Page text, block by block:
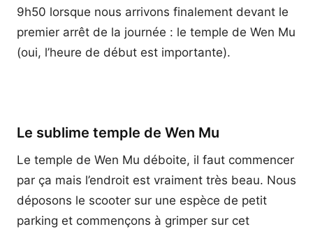
9h50 lorsque nous arrivons finalement devant le
premier arrêt de la journée : le temple de Wen Mu
(oui, l’heure de début est importante).
Le sublime temple de Wen Mu
Le temple de Wen Mu déboite, il faut commencer
par ça mais l’endroit est vraiment très beau. Nous
déposons le scooter sur une espèce de petit
parking et commençons à grimper sur cet